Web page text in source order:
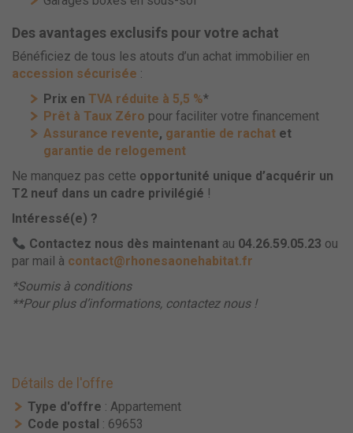
Des avantages exclusifs pour votre achat
Bénéficiez de tous les atouts d’un achat immobilier en
accession sécurisée :
Prix en TVA réduite à 5,5 %*
Prêt à Taux Zéro pour faciliter votre financement
Assurance revente, garantie de rachat et
garantie de relogement
Ne manquez pas cette opportunité unique d’acquérir un
T2 neuf dans un cadre privilégié !
Intéressé(e) ?
Contactez nous dès maintenant au 04.26.59.05.23 ou
par mail à contact@rhonesaonehabitat.fr
*Soumis à conditions
**Pour plus d’informations, contactez nous !
Détails de l'offre
Type d'offre : Appartement
Code postal : 69653